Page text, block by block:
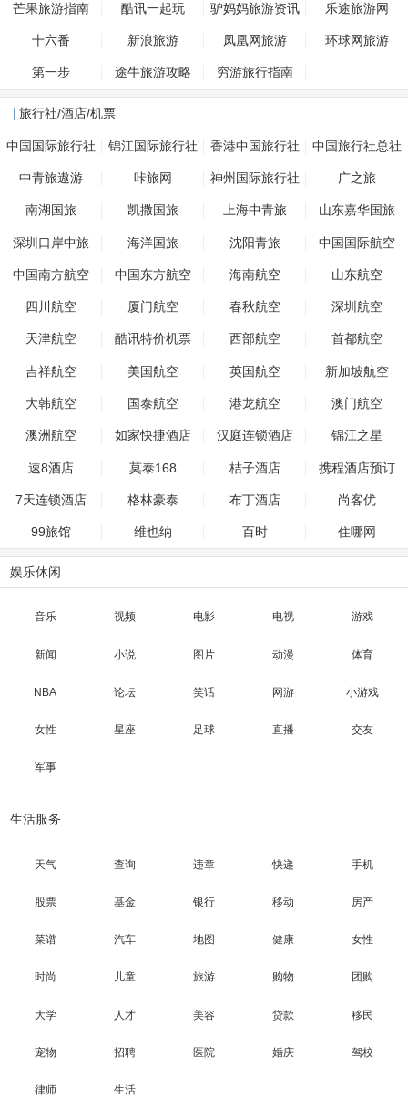
芒果旅游指南 酷讯一起玩 驴妈妈旅游资讯 乐途旅游网
十六番 新浪旅游 凤凰网旅游 环球网旅游
第一步 途牛旅游攻略 穷游旅行指南
旅行社/酒店/机票
中国国际旅行社 锦江国际旅行社 香港中国旅行社 中国旅行社总社
中青旅遨游 咔旅网 神州国际旅行社 广之旅
南湖国旅 凯撒国旅 上海中青旅 山东嘉华国旅
深圳口岸中旅 海洋国旅 沈阳青旅 中国国际航空
中国南方航空 中国东方航空 海南航空 山东航空
四川航空 厦门航空 春秋航空 深圳航空
天津航空 酷讯特价机票 西部航空 首都航空
吉祥航空 美国航空 英国航空 新加坡航空
大韩航空 国泰航空 港龙航空 澳门航空
澳洲航空 如家快捷酒店 汉庭连锁酒店 锦江之星
速8酒店 莫泰168 桔子酒店 携程酒店预订
7天连锁酒店 格林豪泰 布丁酒店 尚客优
99旅馆 维也纳 百时 住哪网
娱乐休闲
音乐 视频 电影 电视 游戏
新闻 小说 图片 动漫 体育
NBA 论坛 笑话 网游 小游戏
女性 星座 足球 直播 交友
军事
生活服务
天气 查询 违章 快递 手机
股票 基金 银行 移动 房产
菜谱 汽车 地图 健康 女性
时尚 儿童 旅游 购物 团购
大学 人才 美容 贷款 移民
宠物 招聘 医院 婚庆 驾校
律师 生活